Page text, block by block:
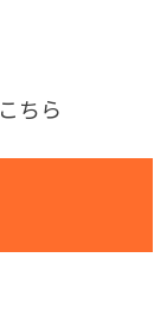
ちら